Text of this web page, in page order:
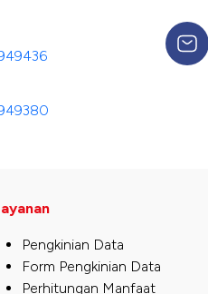
Pengkinian Data
Form Pengkinian Data
Perhitungan Manfaat